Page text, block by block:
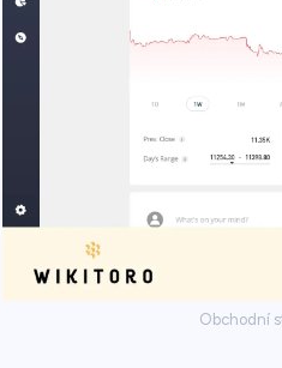
Obchodní